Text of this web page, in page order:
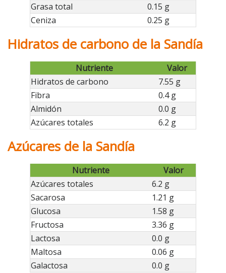
Grasa total
0.15 g
Ceniza
0.25 g
Hidratos de carbono de la Sandía
Nutriente
Valor
Hidratos de carbono
7.55 g
Fibra
0.4 g
Almidón
0.0 g
Azúcares totales
6.2 g
Azúcares de la Sandía
Nutriente
Valor
Azúcares totales
6.2 g
Sacarosa
1.21 g
Glucosa
1.58 g
Fructosa
3.36 g
Lactosa
0.0 g
Maltosa
0.06 g
Galactosa
0.0 g